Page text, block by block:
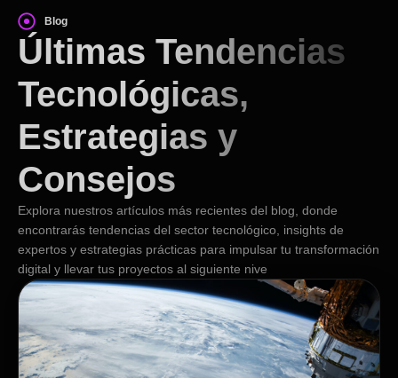
Blog
Últimas Tendencias
Tecnológicas,
Estrategias y
Consejos
Explora nuestros artículos más recientes del blog, donde
encontrarás tendencias del sector tecnológico, insights de
expertos y estrategias prácticas para impulsar tu transformación
digital y llevar tus proyectos al siguiente nive